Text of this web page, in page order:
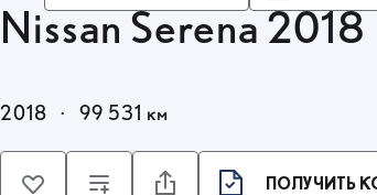
Nissan Serena 2018
2018 · 99 531 км
ПОЛУЧИТЬ